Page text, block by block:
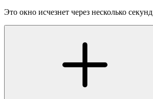
Это окно исчезнет через несколько секунд